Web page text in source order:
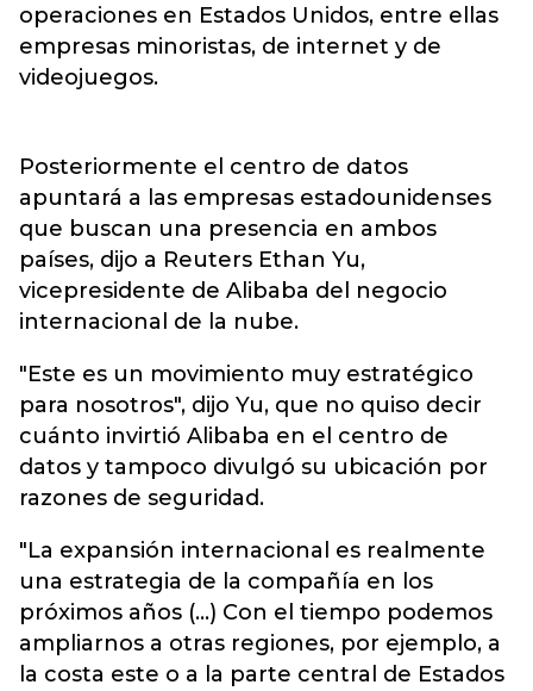
operaciones en Estados Unidos, entre ellas
empresas minoristas, de internet y de
videojuegos.
Posteriormente el centro de datos
apuntará a las empresas estadounidenses
que buscan una presencia en ambos
países, dijo a Reuters Ethan Yu,
vicepresidente de Alibaba del negocio
internacional de la nube.
"Este es un movimiento muy estratégico
para nosotros", dijo Yu, que no quiso decir
cuánto invirtió Alibaba en el centro de
datos y tampoco divulgó su ubicación por
razones de seguridad.
"La expansión internacional es realmente
una estrategia de la compañía en los
próximos años (...) Con el tiempo podemos
ampliarnos a otras regiones, por ejemplo, a
la costa este o a la parte central de Estados